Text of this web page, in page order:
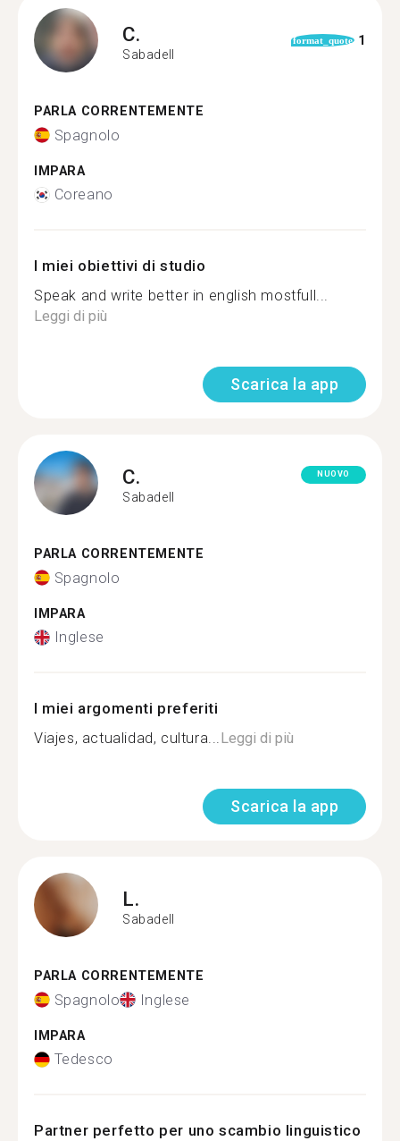
C.
Sabadell
format_quote 1
PARLA CORRENTEMENTE
Spagnolo
IMPARA
Coreano
I miei obiettivi di studio
Speak and write better in english mostfull...
Leggi di più
Scarica la app
C.
Sabadell
NUOVO
PARLA CORRENTEMENTE
Spagnolo
IMPARA
Inglese
I miei argomenti preferiti
Viajes, actualidad, cultura...Leggi di più
Scarica la app
L.
Sabadell
PARLA CORRENTEMENTE
Spagnolo Inglese
IMPARA
Tedesco
Partner perfetto per uno scambio linguistico